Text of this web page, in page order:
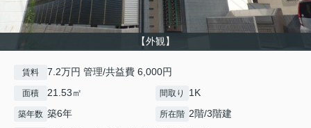
【外観】
賃料 7.2万円 管理/共益費 6,000円
面積 21.53㎡ 間取り 1K
築年数 築6年 所在階 2階/3階建